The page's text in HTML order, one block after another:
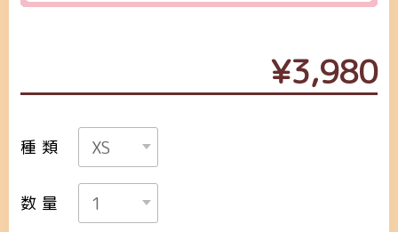
¥3,980
種類
数量